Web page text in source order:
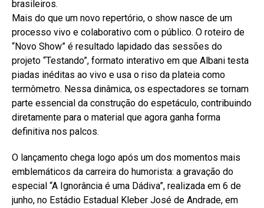
brasileiros.
Mais do que um novo repertório, o show nasce de um
processo vivo e colaborativo com o público. O roteiro de
“Novo Show” é resultado lapidado das sessões do
projeto “Testando”, formato interativo em que Albani testa
piadas inéditas ao vivo e usa o riso da plateia como
termômetro. Nessa dinâmica, os espectadores se tornam
parte essencial da construção do espetáculo, contribuindo
diretamente para o material que agora ganha forma
definitiva nos palcos.
O lançamento chega logo após um dos momentos mais
emblemáticos da carreira do humorista: a gravação do
especial “A Ignorância é uma Dádiva”, realizada em 6 de
junho, no Estádio Estadual Kleber José de Andrade, em